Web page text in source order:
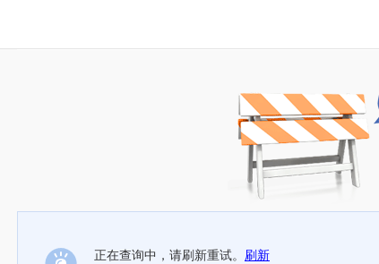
正在查询中，请刷新重试。 刷新